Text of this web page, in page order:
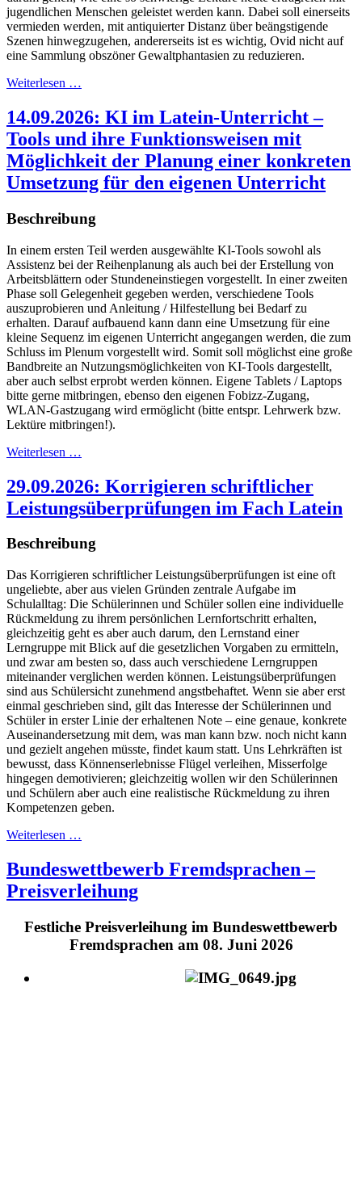
jugendlichen Menschen geleistet werden kann. Dabei soll einerseits
vermieden werden, mit antiquierter Distanz über beängstigende
Szenen hinwegzugehen, andererseits ist es wichtig, Ovid nicht auf
eine Sammlung obszöner Gewaltphantasien zu reduzieren.
Weiterlesen …
14.09.2026: KI im Latein-Unterricht –
Tools und ihre Funktionsweisen mit
Möglichkeit der Planung einer konkreten
Umsetzung für den eigenen Unterricht
Beschreibung
In einem ersten Teil werden ausgewählte KI-Tools sowohl als
Assistenz bei der Reihenplanung als auch bei der Erstellung von
Arbeitsblättern oder Stundeneinstiegen vorgestellt. In einer zweiten
Phase soll Gelegenheit gegeben werden, verschiedene Tools
auszuprobieren und Anleitung / Hilfestellung bei Bedarf zu
erhalten. Darauf aufbauend kann dann eine Umsetzung für eine
kleine Sequenz im eigenen Unterricht angegangen werden, die zum
Schluss im Plenum vorgestellt wird. Somit soll möglichst eine große
Bandbreite an Nutzungsmöglichkeiten von KI-Tools dargestellt,
aber auch selbst erprobt werden können. Eigene Tablets / Laptops
bitte gerne mitbringen, ebenso den eigenen Fobizz-Zugang,
WLAN-Gastzugang wird ermöglicht (bitte entspr. Lehrwerk bzw.
Lektüre mitbringen!).
Weiterlesen …
29.09.2026: Korrigieren schriftlicher
Leistungsüberprüfungen im Fach Latein
Beschreibung
Das Korrigieren schriftlicher Leistungsüberprüfungen ist eine oft
ungeliebte, aber aus vielen Gründen zentrale Aufgabe im
Schulalltag: Die Schülerinnen und Schüler sollen eine individuelle
Rückmeldung zu ihrem persönlichen Lernfortschritt erhalten,
gleichzeitig geht es aber auch darum, den Lernstand einer
Lerngruppe mit Blick auf die gesetzlichen Vorgaben zu ermitteln,
und zwar am besten so, dass auch verschiedene Lerngruppen
miteinander verglichen werden können. Leistungsüberprüfungen
sind aus Schülersicht zunehmend angstbehaftet. Wenn sie aber erst
einmal geschrieben sind, gilt das Interesse der Schülerinnen und
Schüler in erster Linie der erhaltenen Note – eine genaue, konkrete
Auseinandersetzung mit dem, was man kann bzw. noch nicht kann
und gezielt angehen müsste, findet kaum statt. Uns Lehrkräften ist
bewusst, dass Könnenserlebnisse Flügel verleihen, Misserfolge
hingegen demotivieren; gleichzeitig wollen wir den Schülerinnen
und Schülern aber auch eine realistische Rückmeldung zu ihren
Kompetenzen geben.
Weiterlesen …
Bundeswettbewerb Fremdsprachen –
Preisverleihung
Festliche Preisverleihung im Bundeswettbewerb
Fremdsprachen am 08. Juni 2026